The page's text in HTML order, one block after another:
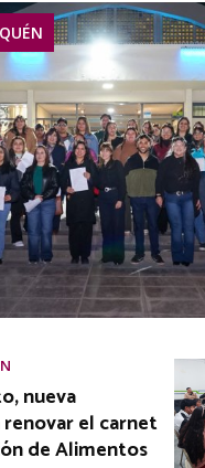
nueva
renovar el carnet
de Alimentos